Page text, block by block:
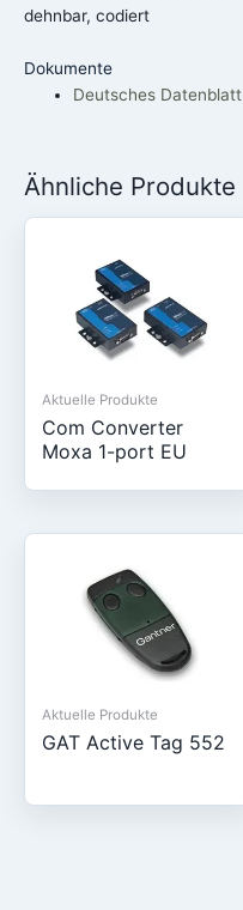
dehnbar, codiert
Dokumente
Deutsches Datenblatt
Ähnliche Produkte
Aktuelle Produkte
Com Converter
Moxa 1-port EU
Aktuelle Produkte
GAT Active Tag 552